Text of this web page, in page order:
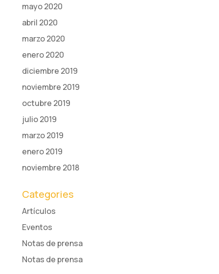
mayo 2020
abril 2020
marzo 2020
enero 2020
diciembre 2019
noviembre 2019
octubre 2019
julio 2019
marzo 2019
enero 2019
noviembre 2018
Categories
Artículos
Eventos
Notas de prensa
Notas de prensa